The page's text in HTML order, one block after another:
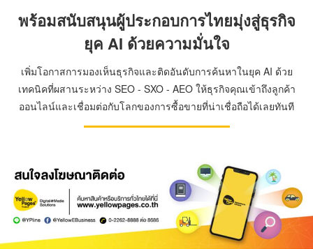
พร้อมสนับสนุนผู้ประกอบการไทยมุ่งสู่ธุรกิจ
ยุค AI ด้วยความมั่นใจ
เพิ่มโอกาสการมองเห็นธุรกิจและติดอันดับการค้นหาในยุค AI ด้วย
เทคนิคที่ผสานระหว่าง SEO - SXO - AEO ให้ธุรกิจคุณเข้าถึงลูกค้า
ออนไลน์และเชื่อมต่อกับโลกของการซื้อขายที่น่าเชื่อถือได้เลยทันที